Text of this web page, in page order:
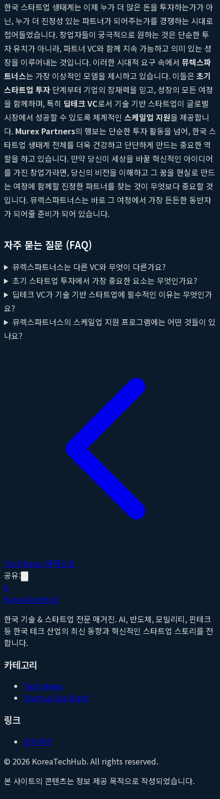
한국 스타트업 생태계는 이제 누가 더 많은 돈을 투자하는가가 아
닌, 누가 더 진정성 있는 파트너가 되어주는가를 경쟁하는 시대로
접어들었습니다. 창업자들이 궁극적으로 원하는 것은 단순한 투
자 유치가 아니라, 파트너 VC와 함께 지속 가능하고 의미 있는 성
장을 이루어내는 것입니다. 이러한 시대적 요구 속에서 뮤렉스파
트너스는 가장 이상적인 모델을 제시하고 있습니다. 이들은 초기
스타트업 투자 단계부터 기업의 잠재력을 믿고, 성장의 모든 여정
을 함께하며, 특히 딥테크 VC로서 기술 기반 스타트업이 글로벌
시장에서 성공할 수 있도록 체계적인 스케일업 지원을 제공합니
다. Murex Partners의 행보는 단순한 투자 활동을 넘어, 한국 스
타트업 생태계 전체를 더욱 건강하고 단단하게 만드는 중요한 역
할을 하고 있습니다. 만약 당신이 세상을 바꿀 혁신적인 아이디어
를 가진 창업가라면, 당신의 비전을 이해하고 그 꿈을 현실로 만드
는 여정에 함께할 진정한 파트너를 찾는 것이 무엇보다 중요할 것
입니다. 뮤렉스파트너스는 바로 그 여정에서 가장 든든한 동반자
가 되어줄 준비가 되어 있습니다.
자주 묻는 질문 (FAQ)
뮤렉스파트너스는 다른 VC와 무엇이 다른가요?
초기 스타트업 투자에서 가장 중요한 요소는 무엇인가요?
딥테크 VC가 기술 기반 스타트업에 필수적인 이유는 무엇인가
요?
뮤렉스파트너스의 스케일업 지원 프로그램에는 어떤 것들이 있
나요?
Tech News 목록으로
공유:
K
KoreaTechHub
한국 기술 & 스타트업 전문 매거진. AI, 반도체, 모빌리티, 핀테크
등 한국 테크 산업의 최신 동향과 혁신적인 스타트업 스토리를 전
합니다.
카테고리
Tech News
Startup Spotlight
링크
문의하기
© 2026 KoreaTechHub. All rights reserved.
본 사이트의 콘텐츠는 정보 제공 목적으로 작성되었습니다.